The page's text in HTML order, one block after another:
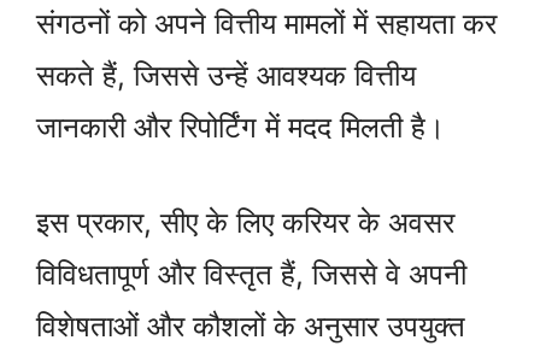
संगठनों को अपने वित्तीय मामलों में सहायता कर
सकते हैं, जिससे उन्हें आवश्यक वित्तीय
जानकारी और रिपोर्टिंग में मदद मिलती है।
इस प्रकार, सीए के लिए करियर के अवसर
विविधतापूर्ण और विस्तृत हैं, जिससे वे अपनी
विशेषताओं और कौशलों के अनुसार उपयुक्त